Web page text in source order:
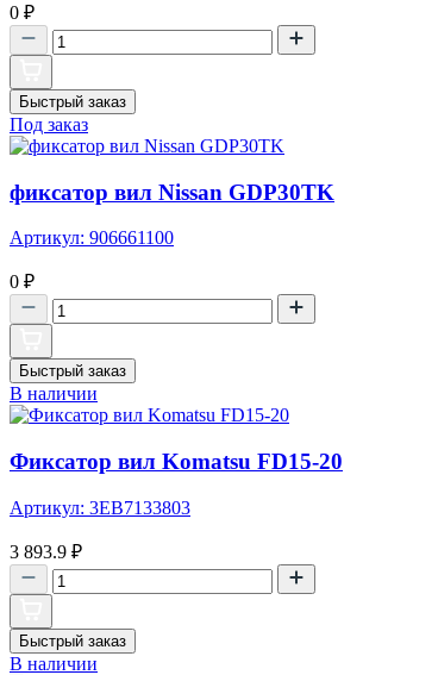
0 ₽
Быстрый заказ
Под заказ
фиксатор вил Nissan GDP30TK
Артикул: 906661100
0 ₽
Быстрый заказ
В наличии
Фиксатор вил Komatsu FD15-20
Артикул: 3EB7133803
3 893.9 ₽
Быстрый заказ
В наличии